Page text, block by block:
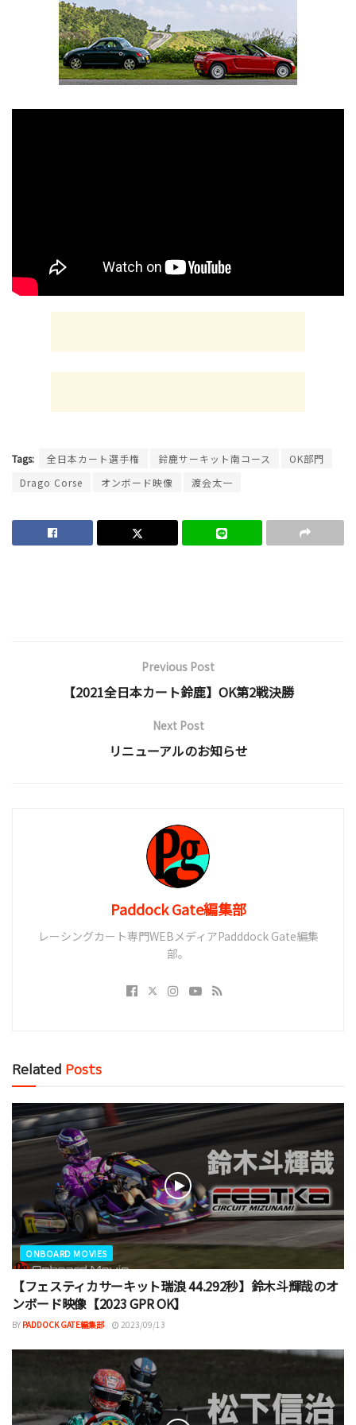
Tags: 全日本カート選手権 鈴鹿サーキット南コース
OK部門
Drago Corse
オンボード映像 渡会太一
Previous Post
【2021全日本カート鈴鹿】OK第2戦決勝
Next Post
リニューアルのお知らせ
Paddock Gate編集部
レーシングカート専門WEBメディアPadddock Gate編集
部。
Related Posts
ONBOARD MOVIES
【フェスティカサーキット瑞浪 44.292秒】鈴木斗輝哉のオ
ンボード映像【2023 GPR OK】
BY PADDOCK GATE編集部 2023/09/13